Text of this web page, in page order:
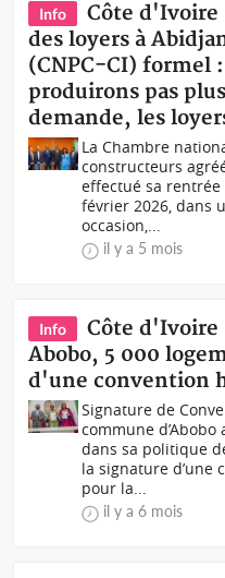
Info
Côte d'Ivoire
des loyers à
(CNPC-CI) formel
produirons pas
demande, les
La Chambre
constructeurs
effectué sa rentrée
février 2026, dans
occasion,...
il y a 5 mois
Info
Côte d'Ivoire
Abobo, 5 000
d'une convention
Signature de
commune
dans sa politique
la signature d’une
pour la...
il y a 6 mois